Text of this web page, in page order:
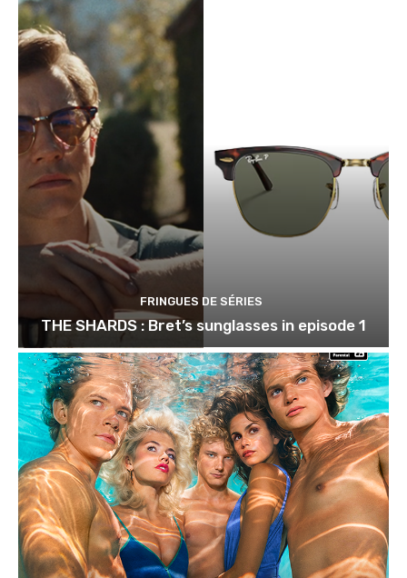
FRINGUES DE SÉRIES
THE SHARDS : Bret’s sunglasses in episode 1